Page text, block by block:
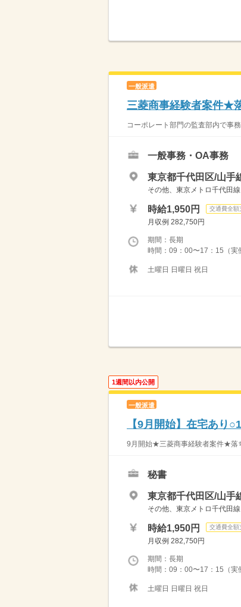
一般派遣
三菱商事経験者案件★
コーポレート部門の監査部内で事
一般事務・OA事務
東京都千代田区/山手
その他、東京メトロ千代田
時給1,950円 交通費全額
月収例 282,750円
期間：長期
時間：09：00〜17：15（実
土曜日 日曜日 祝日
1週間以内公開
一般派遣
【9月開始】在宅あ
9月開始★三菱商事経験者案件★落
秘書
東京都千代田区/山手
その他、東京メトロ千代田
時給1,950円 交通費全額
月収例 282,750円
期間：長期
時間：09：00〜17：15（実
土曜日 日曜日 祝日